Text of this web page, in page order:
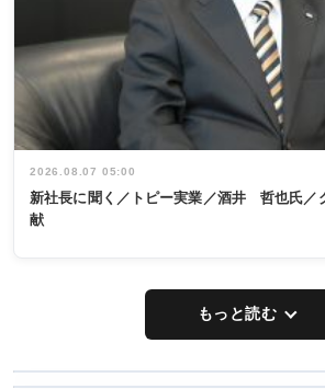
2026.08.07 05:00
新社長に聞く／トピー実業／酒井 哲也氏／
献
もっと読む